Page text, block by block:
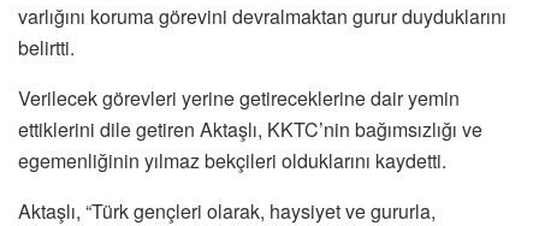
varlığını koruma görevini devralmaktan gurur duyduklarını
belirtti.
Verilecek görevleri yerine getireceklerine dair yemin
ettiklerini dile getiren Aktaşlı, KKTC’nin bağımsızlığı ve
egemenliğinin yılmaz bekçileri olduklarını kaydetti.
Aktaşlı, “Türk gençleri olarak, haysiyet ve gururla,